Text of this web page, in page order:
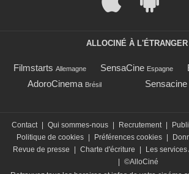
ALLOCINÉ À L'ÉTRANGER
Filmstarts Allemagne SensaCine Espagne
AdoroCinema Brésil
Contact | Qui sommes-nous | Recrutement |
Politique de cookies | Préférences cookies |
Revue de presse
| Charte d'écriture | Les services
| ©AlloCiné